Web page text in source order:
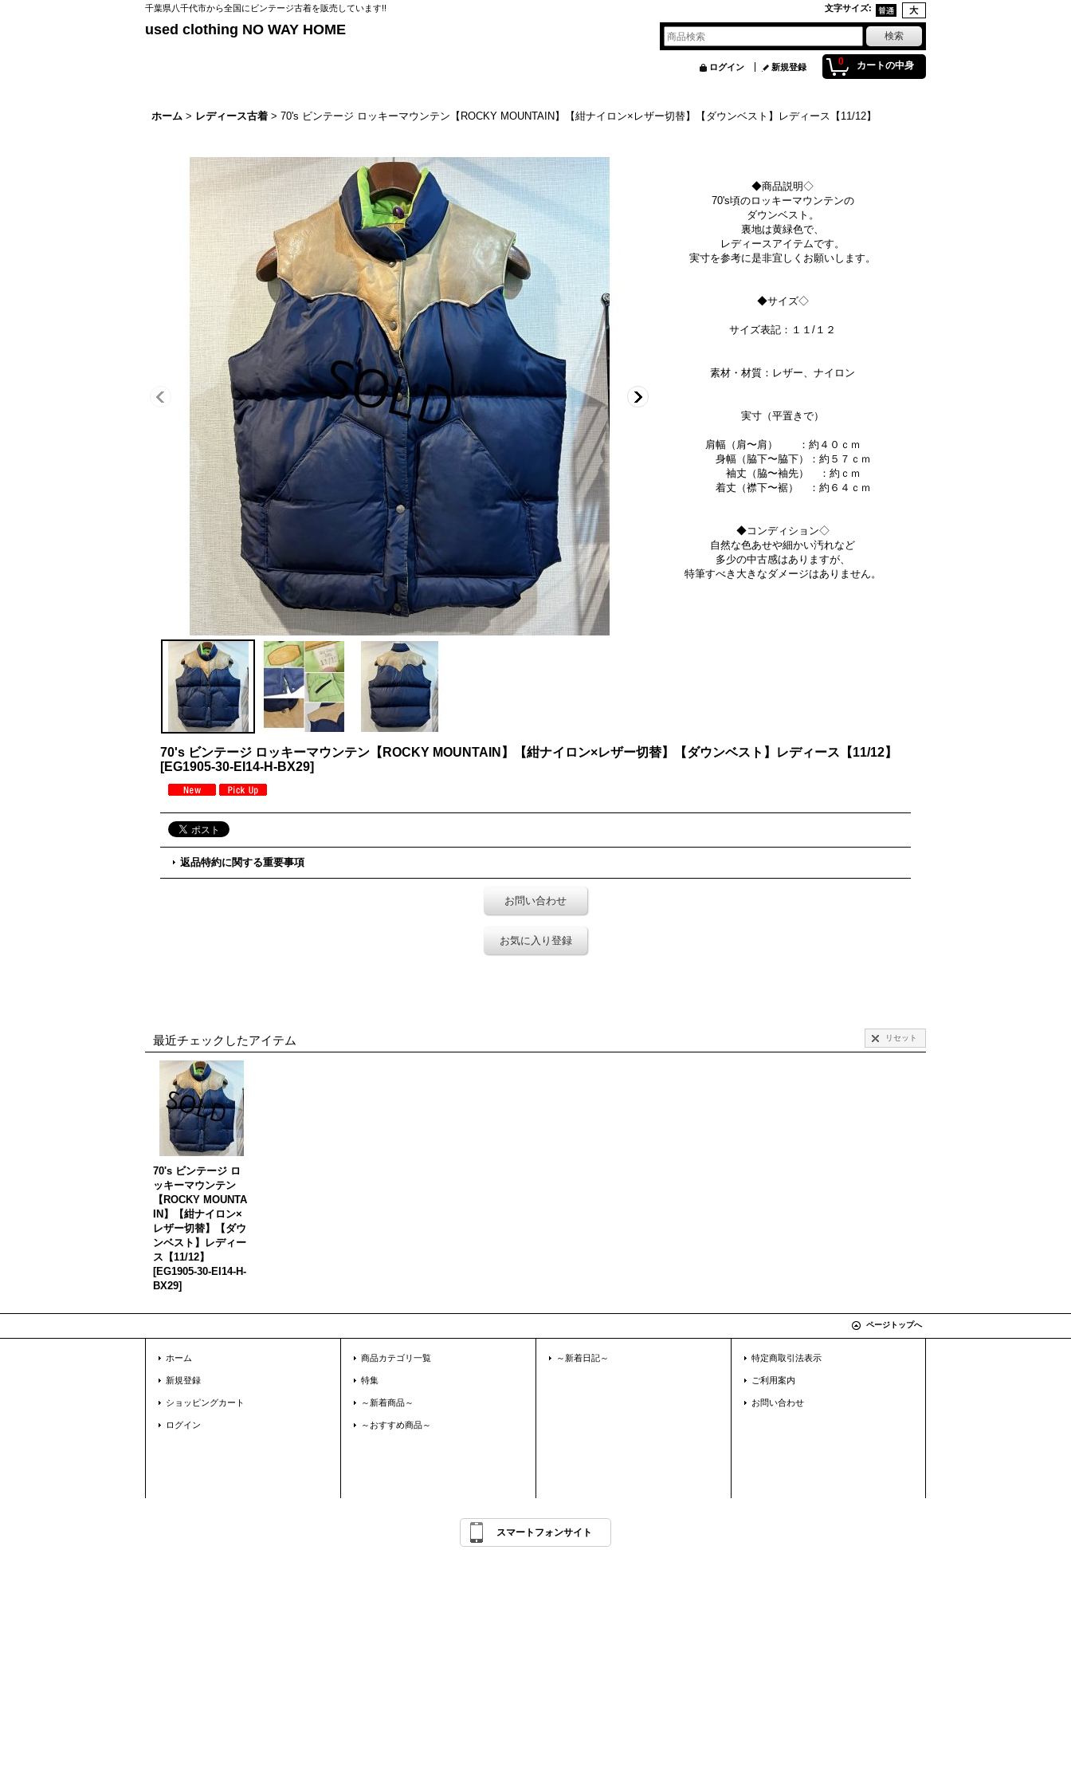
千葉県八千代市から全国にビンテージ古着を販売しています!! 文字サイズ:
used clothing NO WAY HOME
0 カートの中身
ログイン 新規登録
ホーム > レディース古着 > 70's ビンテージ ロッキーマウンテン【ROCKY MOUNTAIN】【紺ナイロン×レザー切替】【ダウンベスト】レディース【11/12】
◆商品説明◇
70's頃のロッキーマウンテンの
ダウンベスト。
裏地は黄緑色で、
レディースアイテムです。
実寸を参考に是非宜しくお願いします。
◆サイズ◇
サイズ表記：１１/１２
素材・材質：レザー、ナイロン
実寸（平置きで）
肩幅（肩〜肩） ：約４０ｃｍ
身幅（脇下〜脇下）：約５７ｃｍ
袖丈（脇〜袖先） ：約ｃｍ
着丈（襟下〜裾） ：約６４ｃｍ
◆コンディション◇
自然な色あせや細かい汚れなど
多少の中古感はありますが、
特筆すべき大きなダメージはありません。
70's ビンテージ ロッキーマウンテン【ROCKY MOUNTAIN】【紺ナイロン×レザー切替】【ダウンベスト】レディース【11/12】
[EG1905-30-EI14-H-BX29]
返品特約に関する重要事項
お問い合わせ
お気に入り登録
最近チェックしたアイテム リセット
70's ビンテージ ロ
ッキーマウンテン
【ROCKY MOUNTA
IN】【紺ナイロン×
レザー切替】【ダウ
ンベスト】レディー
ス【11/12】
[EG1905-30-EI14-H-
BX29]
ページトップへ
ホーム
新規登録
ショッピングカート
ログイン
商品カテゴリ一覧
特集
～新着商品～
～おすすめ商品～
～新着日記～ 特定商取引法表示
ご利用案内
お問い合わせ
スマートフォンサイト